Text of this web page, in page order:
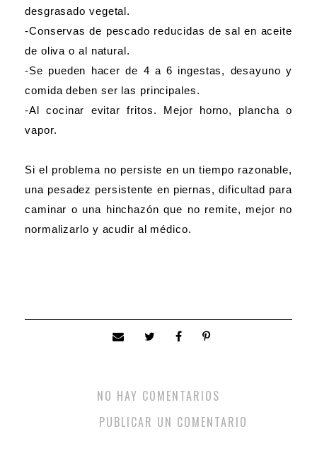
desgrasado vegetal.
-Conservas de pescado reducidas de sal en aceite
de oliva o al natural.
-Se pueden hacer de 4 a 6 ingestas, desayuno y
comida deben ser las principales.
-Al cocinar evitar fritos. Mejor horno, plancha o
vapor.
Si el problema no persiste en un tiempo razonable,
una pesadez persistente en piernas, dificultad para
caminar o una hinchazón que no remite, mejor no
normalizarlo y acudir al médico.
NO HAY COMENTARIOS
PUBLICAR UN COMENTARIO